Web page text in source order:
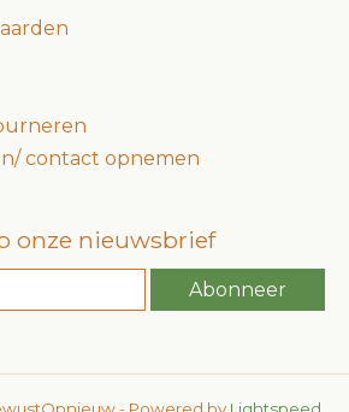
contact opnemen
onze nieuwsbrief
Abonneer
- Powered by Lightspeed